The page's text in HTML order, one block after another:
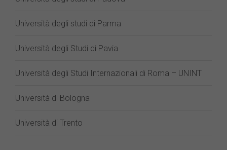
Università degli studi di Parma
Università degli Studi di Pavia
Università degli Studi Internazionali di Roma – UNINT
Università di Bologna
Università di Trento